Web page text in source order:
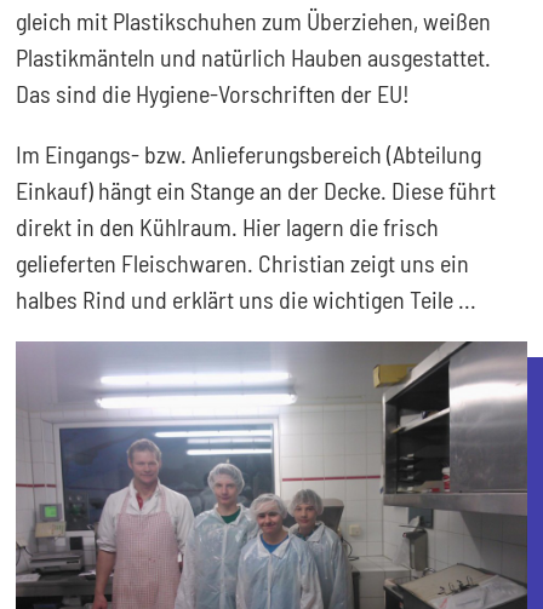
gleich mit Plastikschuhen zum Überziehen, weißen
Plastikmänteln und natürlich Hauben ausgestattet.
Das sind die Hygiene-Vorschriften der EU!
Im Eingangs- bzw. Anlieferungsbereich (Abteilung
Einkauf) hängt ein Stange an der Decke. Diese führt
direkt in den Kühlraum. Hier lagern die frisch
gelieferten Fleischwaren. Christian zeigt uns ein
halbes Rind und erklärt uns die wichtigen Teile ...